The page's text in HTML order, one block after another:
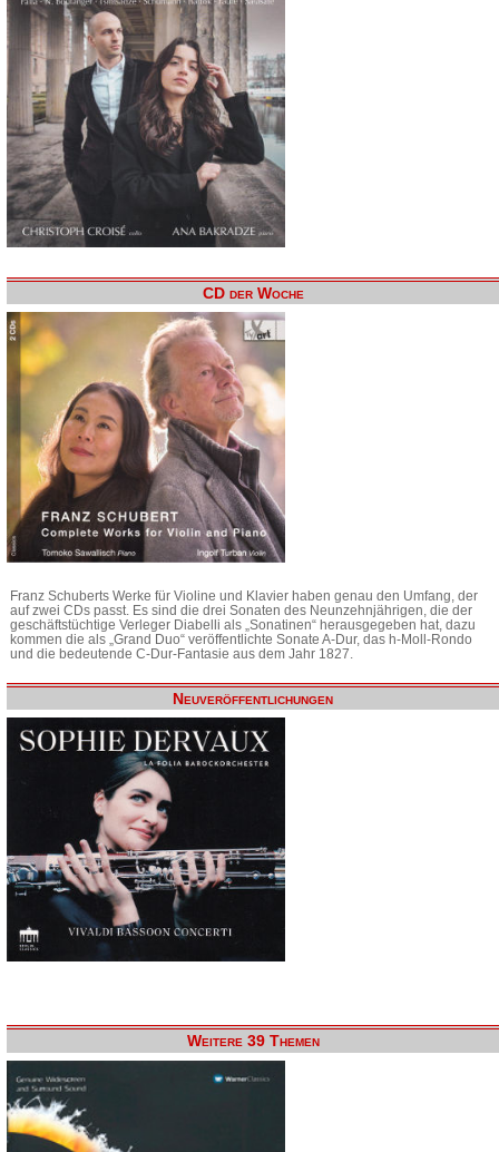
CD der Woche
Franz Schuberts Werke für Violine und Klavier haben genau den Umfang, der
auf zwei CDs passt. Es sind die drei Sonaten des Neunzehnjährigen, die der
geschäftstüchtige Verleger Diabelli als „Sonatinen“ herausgegeben hat, dazu
kommen die als „Grand Duo“ veröffentlichte Sonate A-Dur, das h-Moll-Rondo
und die bedeutende C-Dur-Fantasie aus dem Jahr 1827.
Neuveröffentlichungen
Weitere 39 Themen